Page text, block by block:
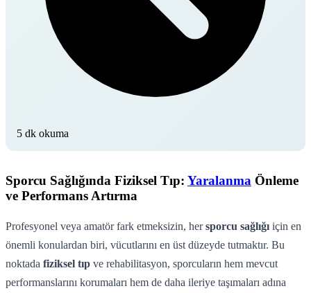
5 dk okuma
Sporcu Sağlığında Fiziksel Tıp: Yaralanma Önleme
ve Performans Artırma
Profesyonel veya amatör fark etmeksizin, hersporcu sağlığı için en
önemli konulardan biri, vücutlarını en üst düzeyde tutmaktır. Bu
noktada fiziksel tıp ve rehabilitasyon, sporcuların hem mevcut
performanslarını korumaları hem de daha ileriye taşımaları adına